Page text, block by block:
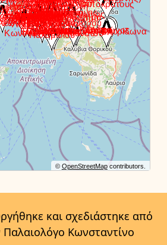
© OpenStreetMapcontributors.
και σχεδιάστηκε από
Παλαιολόγο Κωνσταντίνο